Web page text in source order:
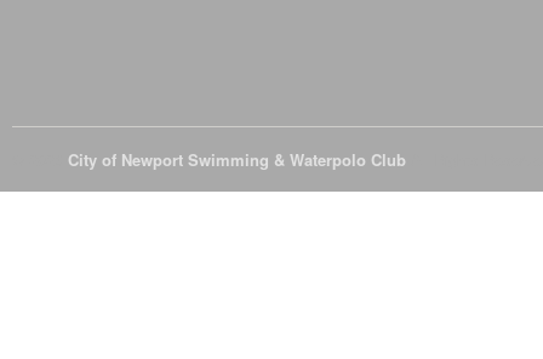
City of Newport Swimming & Waterpolo Club